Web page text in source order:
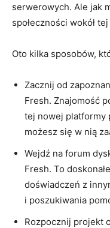
serwerowych. ‌Ale jak
społeczności ‍wokół
Oto kilka⁤ sposobów,
Zacznij​ od
Fresh.⁢ Znajomość
tej‌ nowej platformy
‍możesz się w nią
Wejdź na forum
Fresh.⁣ To
doświadczeń⁤ z
i poszukiwania
Rozpocznij projekt